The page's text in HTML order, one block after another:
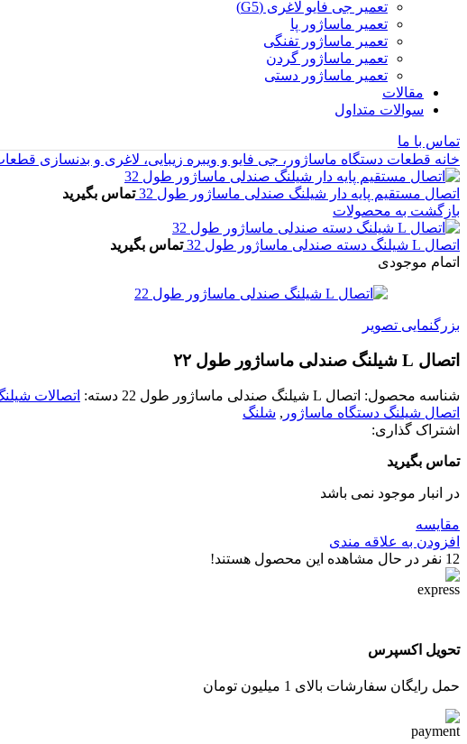
تعمیر جی فایو لاغری (G5)
تعمیر ماساژور پا
تعمیر ماساژور تفنگی
تعمیر ماساژور گردن
تعمیر ماساژور دستی
مقالات
سوالات متداول
تماس با ما
خانه قطعات دستگاه ماساژور، جی فایو و ویبره زیبایی، لاغری و بدنسازی
اتصال مستقیم پایه دار شیلنگ صندلی ماساژور طول 32
تماس بگیرید
بازگشت به محصولات
اتصال L شیلنگ دسته صندلی ماساژور طول 32
تماس بگیرید
اتمام موجودی
بزرگنمایی تصویر
اتصال L شیلنگ صندلی ماساژور طول ۲۲
شناسه محصول: اتصال L شیلنگ صندلی ماساژور طول 22 دسته: اتصالات
اتصال شیلنگ دستگاه ماساژور , شلنگ
اشتراک گذاری:
تماس بگیرید
در انبار موجود نمی باشد
مقایسه
افزودن به علاقه مندی
12 نفر در حال مشاهده این محصول هستند!
تحویل اکسپرس
حمل رایگان سفارشات بالای 1 میلیون تومان